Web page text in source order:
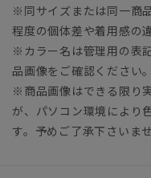
※同サイズまたは同一商
程度の個体差や着用感の
※カラー名は管理用の表
品画像をご確認ください。
※商品画像はできる限り
が、パソコン環境により
す。予めご了承下さいませ